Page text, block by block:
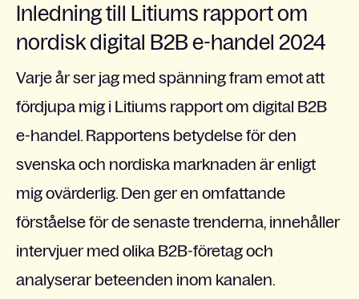
Inledning till Litiums rapport om
nordisk digital B2B e-handel 2024
Varje år ser jag med spänning fram emot att
fördjupa mig i Litiums rapport om digital B2B
e-handel. Rapportens betydelse för den
svenska och nordiska marknaden är enligt
mig ovärderlig. Den ger en omfattande
förståelse för de senaste trenderna, innehåller
intervjuer med olika B2B-företag och
analyserar beteenden inom kanalen.